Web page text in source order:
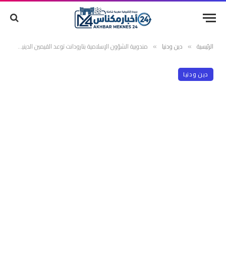
الرئيسية » دين ودنيا » مندوبية الشؤون الإسلامية بتارودانت توعد القيمين الدينيين المتقاعسين بعقوبات “وخيمة”
دين ودنيا